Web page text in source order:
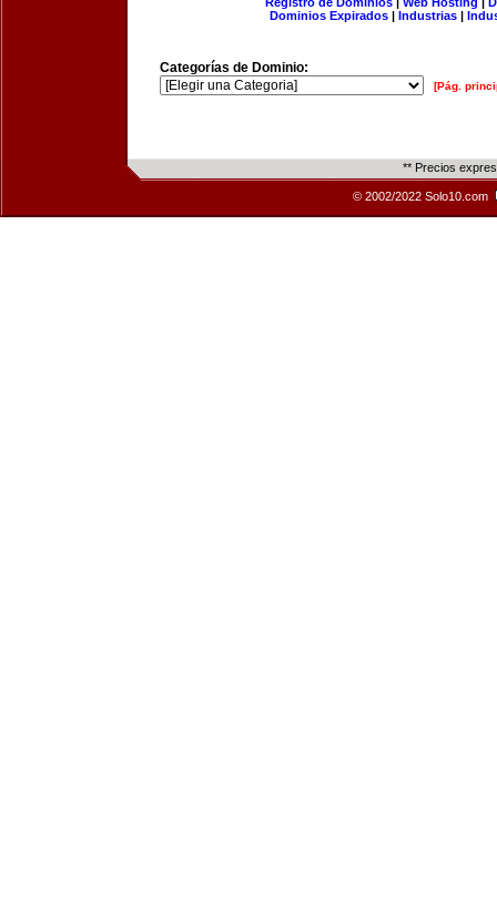
Dominios Expirados | Industrias |
Categorías de Dominio:
[Pág.
** Precios
© 2002/2022 Solo10.com